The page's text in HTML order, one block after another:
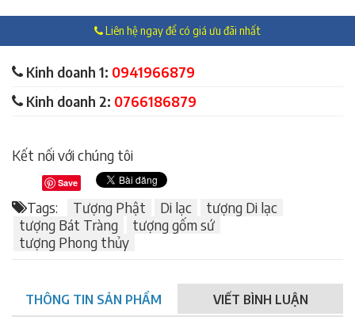
Liên hệ ngay để có giá ưu đãi nhất
Kinh doanh 1: 0941966879
Kinh doanh 2: 0766186879
Kết nối với chúng tôi
Save
Tags: Tượng Phật Di lạc
tượng Di lạc
tượng Bát Tràng
tượng gốm sứ
tượng Phong thủy
THÔNG TIN SẢN PHẨM VIẾT BÌNH LUẬN